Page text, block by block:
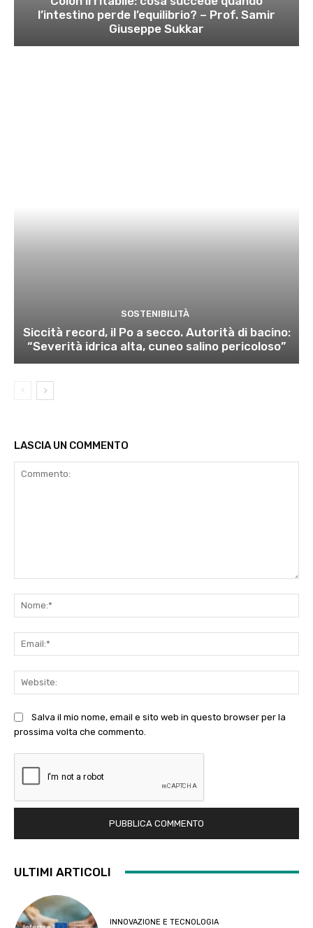
l’intestino perde l’equilibrio? – Prof. Samir
Giuseppe Sukkar
SOSTENIBILITÀ
Siccità record, il Po a secco. Autorità di bacino:
“Severità idrica alta, cuneo salino pericoloso”
LASCIA UN COMMENTO
Salva il mio nome, email e sito web in questo browser per la
prossima volta che commento.
ULTIMI ARTICOLI
INNOVAZIONE E TECNOLOGIA